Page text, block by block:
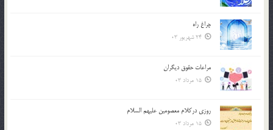
چراغ راه
24 شهریور 03
مراعات حقوق ديگران
15 مرداد 03
روزي دركلام معصومين عليهم السلام
15 مرداد 03